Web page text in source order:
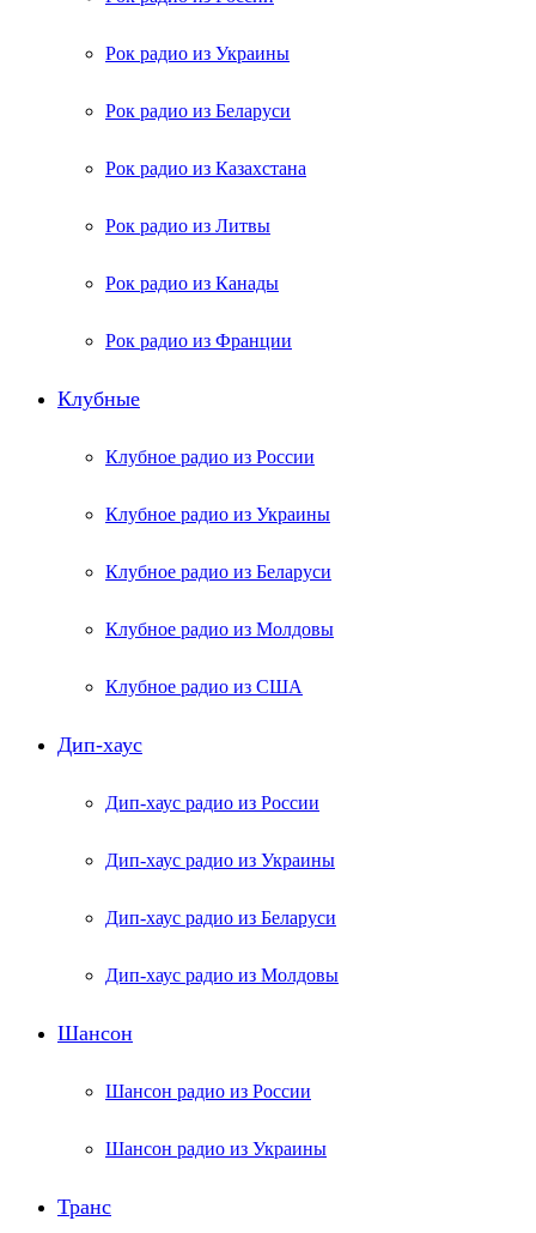
Рок радио из Украины
Рок радио из Беларуси
Рок радио из Казахстана
Рок радио из Литвы
Рок радио из Канады
Рок радио из Франции
Клубные
Клубное радио из России
Клубное радио из Украины
Клубное радио из Беларуси
Клубное радио из Молдовы
Клубное радио из США
Дип-хаус
Дип-хаус радио из России
Дип-хаус радио из Украины
Дип-хаус радио из Беларуси
Дип-хаус радио из Молдовы
Шансон
Шансон радио из России
Шансон радио из Украины
Транс